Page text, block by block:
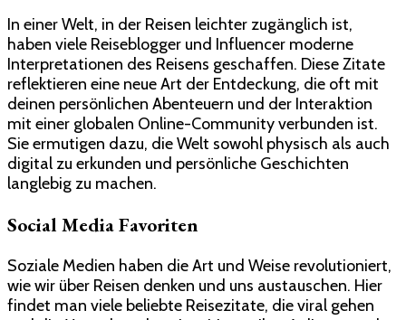
In einer Welt, in der Reisen leichter zugänglich ist,
haben viele Reiseblogger und Influencer moderne
Interpretationen des Reisens geschaffen. Diese Zitate
reflektieren eine neue Art der Entdeckung, die oft mit
deinen persönlichen Abenteuern und der Interaktion
mit einer globalen Online-Community verbunden ist.
Sie ermutigen dazu, die Welt sowohl physisch als auch
digital zu erkunden und persönliche Geschichten
langlebig zu machen.
Social Media Favoriten
Soziale Medien haben die Art und Weise revolutioniert,
wie wir über Reisen denken und uns austauschen. Hier
findet man viele beliebte Reisezitate, die viral gehen